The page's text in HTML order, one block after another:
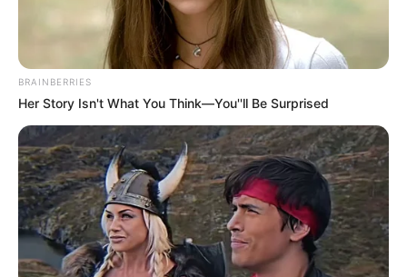
Gáspár Evelin szerepvállalása már akkor is sokakat
meglepett, amikor először megjelent Szijjártó Péter
mellett. A külügyminiszter kommunikációja az
elmúlt években erősen épített a közösségi médiára,
a kulisszák mögötti videókra és a személyesebb
politikusi imázsra. Az összeg nyilvánosságra
BRAINBERRIES
Her Story Isn't What You Think—You''ll Be Surprised